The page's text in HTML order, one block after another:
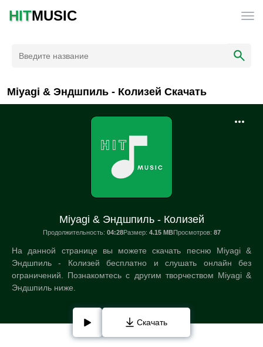
HITMUSIC
Miyagi & Эндшпиль - Колизей Скачать
Miyagi & Эндшпиль - Колизей
Продолжительность: 04:28Размер: 4.15 MBПросмотров: 87
На данной странице вы можете скачать песню Miyagi &
Эндшпиль - Колизей бесплатно и слушать онлайн без
ограничений. Познакомтесь с другим творчеством Miyagi &
Эндшпиль ниже.
Скачать